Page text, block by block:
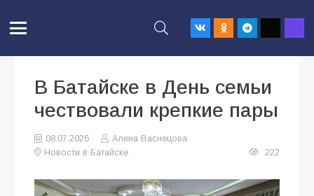
В Батайске в День семьи
чествовали крепкие пары
08.07.2026
Алена Васнецова
Новости в Батайске
222